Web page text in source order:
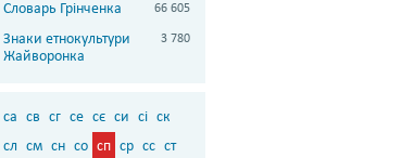
Словарь Грінченка 66 605
Знаки етнокультури
Жайворонка
3 780
са св сг се сє си сі ск
сл см сн со сп ср сс ст